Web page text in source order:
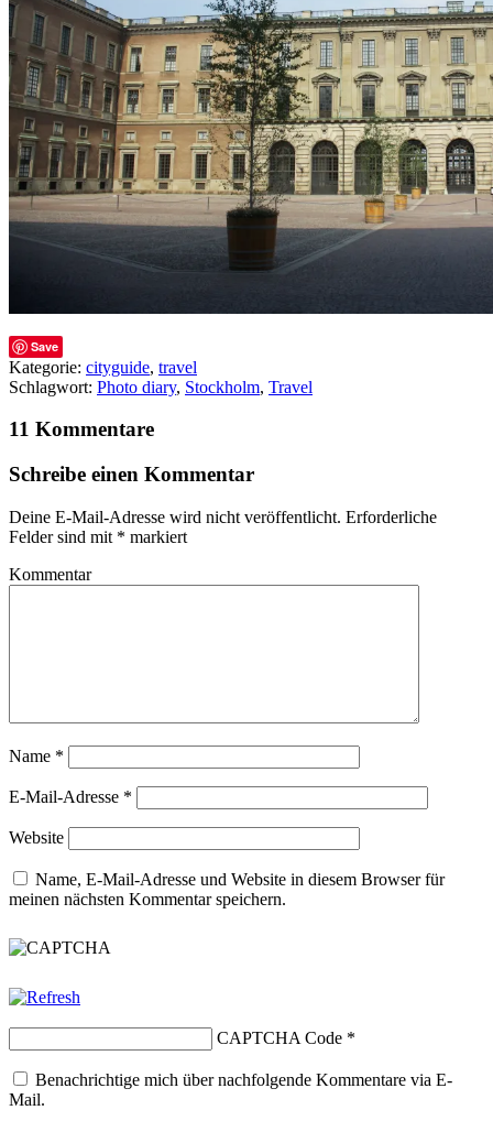
Save
Kategorie: cityguide, travel
Schlagwort: Photo diary, Stockholm, Travel
11 Kommentare
Schreibe einen Kommentar
Deine E-Mail-Adresse wird nicht veröffentlicht. Erforderliche
Felder sind mit * markiert
Kommentar
Name *
E-Mail-Adresse *
Website
Name, E-Mail-Adresse und Website in diesem Browser für
meinen nächsten Kommentar speichern.
CAPTCHA Code *
Benachrichtige mich über nachfolgende Kommentare via E-
Mail.